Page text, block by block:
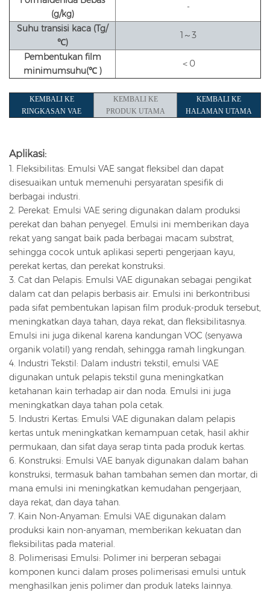
(g/kg)
-
Suhu transisi kaca (Tg/
℃)
1～3
Pembentukan film
minimumsuhu(℃ )
＜0
KEMBALI KE
RINGKASAN VAE
KEMBALI KE
PRODUK UTAMA
KEMBALI KE
HALAMAN UTAMA
Aplikasi:
1. Fleksibilitas: Emulsi VAE sangat fleksibel dan dapat
disesuaikan untuk memenuhi persyaratan spesifik di
berbagai industri.
2. Perekat: Emulsi VAE sering digunakan dalam produksi
perekat dan bahan penyegel. Emulsi ini memberikan daya
rekat yang sangat baik pada berbagai macam substrat,
sehingga cocok untuk aplikasi seperti pengerjaan kayu,
perekat kertas, dan perekat konstruksi.
3. Cat dan Pelapis: Emulsi VAE digunakan sebagai pengikat
dalam cat dan pelapis berbasis air. Emulsi ini berkontribusi
pada sifat pembentukan lapisan film produk-produk tersebut,
meningkatkan daya tahan, daya rekat, dan fleksibilitasnya.
Emulsi ini juga dikenal karena kandungan VOC (senyawa
organik volatil) yang rendah, sehingga ramah lingkungan.
4. Industri Tekstil: Dalam industri tekstil, emulsi VAE
digunakan untuk pelapis tekstil guna meningkatkan
ketahanan kain terhadap air dan noda. Emulsi ini juga
meningkatkan daya tahan pola cetak.
5. Industri Kertas: Emulsi VAE digunakan dalam pelapis
kertas untuk meningkatkan kemampuan cetak, hasil akhir
permukaan, dan sifat daya serap tinta pada produk kertas.
6. Konstruksi: Emulsi VAE banyak digunakan dalam bahan
konstruksi, termasuk bahan tambahan semen dan mortar, di
mana emulsi ini meningkatkan kemudahan pengerjaan,
daya rekat, dan daya tahan.
7. Kain Non-Anyaman: Emulsi VAE digunakan dalam
produksi kain non-anyaman, memberikan kekuatan dan
fleksibilitas pada material.
8. Polimerisasi Emulsi: Polimer ini berperan sebagai
komponen kunci dalam proses polimerisasi emulsi untuk
menghasilkan jenis polimer dan produk lateks lainnya.